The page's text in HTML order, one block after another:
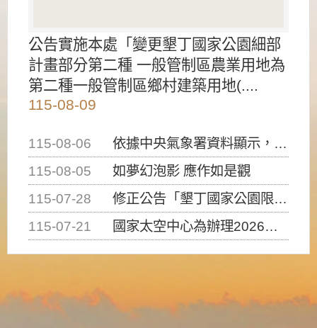
公告實施本處「變更墾丁國家公園細部
計畫部分第二種 一般管制區農業用地為
第二種一般管制區鄉村建築用地(....
115-08-09
115-08-06
依據中央氣象署資料顯示，白海豚颱風持續接近臺灣，請密切注意動向及早完成防災應變準備
115-08-05
如夢幻泡影 應作如是觀
115-07-28
修正公告「墾丁國家公園限制水域遊憩活動之種類、範圍、時間及行為」，自即日生效。
115-07-21
國家太空中心為辦理2026台灣盃火箭競賽，陸、海、空域警戒及協調相關事宜，因颱風備案事宜